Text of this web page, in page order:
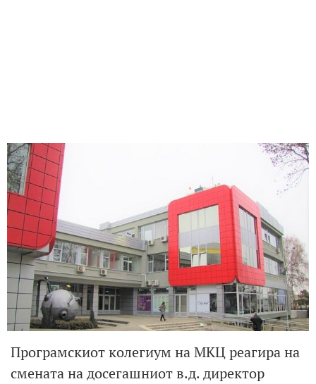
Програмскиот колегиум на МКЦ реагира на
смената на досегашниот в.д. директор